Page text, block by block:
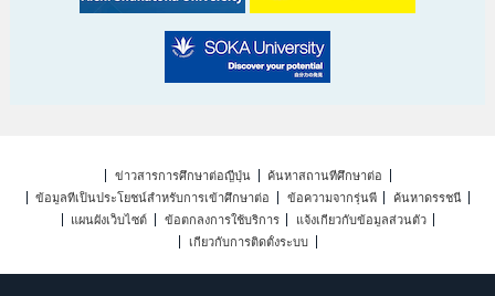
ข่าวสารการศึกษาต่อญี่ปุ่น
ค้นหาสถานที่ศึกษาต่อ
ข้อมูลที่เป็นประโยชน์สำหรับการเข้าศึกษาต่อ
ข้อความจากรุ่นพี่
ค้นหาดรรชนี
แผนผังเว็บไซต์
ข้อตกลงการใช้บริการ
แจ้งเกี่ยวกับข้อมูลส่วนตัว
เกี่ยวกับการติดตั้งระบบ